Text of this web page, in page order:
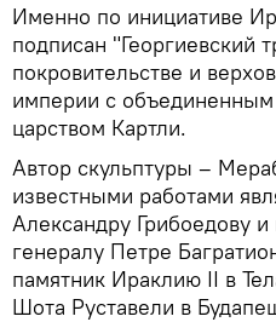
Именно по инициативе
подписан "Георгиевский
покровительстве и
империи с объединенным
царством Картли.
Автор скульптуры –
известными работами
Александру Грибоедову
генералу Петре
памятник Ираклию II в
Шота Руставели в